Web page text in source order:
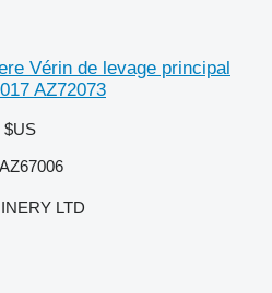
Vérin de levage principal
AZ72073
$US
LTD